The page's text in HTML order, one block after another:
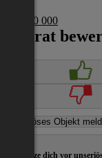
€ 1 200 000
Inserat
Schütze dich vor